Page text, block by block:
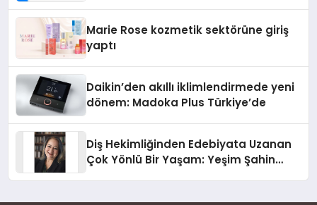
Marie Rose kozmetik sektörüne giriş
yaptı
Daikin’den akıllı iklimlendirmede yeni
dönem: Madoka Plus Türkiye’de
Diş Hekimliğinden Edebiyata Uzanan
Çok Yönlü Bir Yaşam: Yeşim Şahin